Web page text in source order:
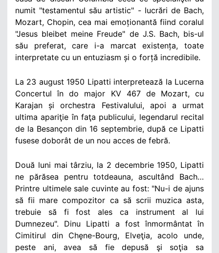
numit "testamentul său artistic" - lucrări de Bach,
Mozart, Chopin, cea mai emoționantă fiind coralul
"Jesus bleibet meine Freude" de J.S. Bach, bis-ul
său preferat, care i-a marcat existența, toate
interpretate cu un entuziasm și o forță incredibile.
La 23 august 1950 Lipatti interpretează la Lucerna
Concertul în do major KV 467 de Mozart, cu
Karajan și orchestra Festivalului, apoi a urmat
ultima apariţie în faţa publicului, legendarul recital
de la Besançon din 16 septembrie, după ce Lipatti
fusese doborât de un nou acces de febră.
Două luni mai târziu, la 2 decembrie 1950, Lipatti
ne părăsea pentru totdeauna, ascultând Bach…
Printre ultimele sale cuvinte au fost: "Nu-i de ajuns
să fii mare compozitor ca să scrii muzica asta,
trebuie să fi fost ales ca instrument al lui
Dumnezeu". Dinu Lipatti a fost înmormântat în
Cimitirul din Chęne-Bourg, Elveţia, acolo unde,
peste ani, avea să fie depusă şi soţia sa